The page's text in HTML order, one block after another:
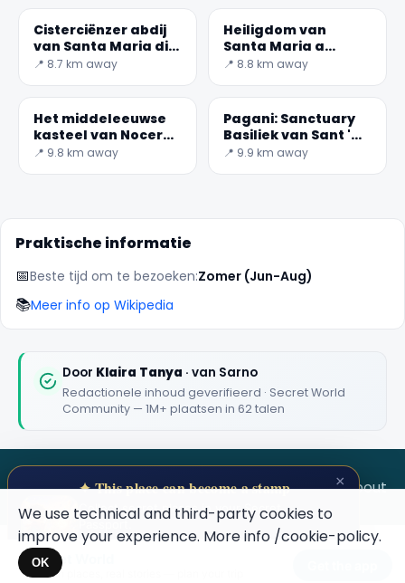
Cisterciënzer abdij
van Santa Maria di
Realvalle
📍 8.7 km away
Heiligdom van
Santa Maria a
parte)
📍 8.8 km away
Het middeleeuwse
kasteel van Nocera
Inferiore
📍 9.8 km away
Pagani: Sanctuary
Basiliek van Sant '
Alfonso
📍 9.9 km away
Praktische informatie
📅Beste tijd om te bezoeken:Zomer (Jun-Aug)
📚Meer info op Wikipedia
Door Klaira Tanya · van Sarno
Redactionele inhoud geverifieerd · Secret World
Community — 1M+ plaatsen in 62 talen
SECRET WORLD TermsPrivacyAbout
★★★★★
1,000,000+ places in your pocket. Free.
We use technical and third-party cookies to
improve your experience. More info /cookie-policy.
OK
× Secret World
Hidden places, real stories — plan your trip
×
✦ This place can become a stamp
Collect secret places in your Secret